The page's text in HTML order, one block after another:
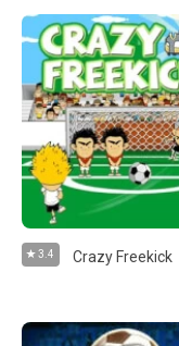
3.4 Crazy Freekick